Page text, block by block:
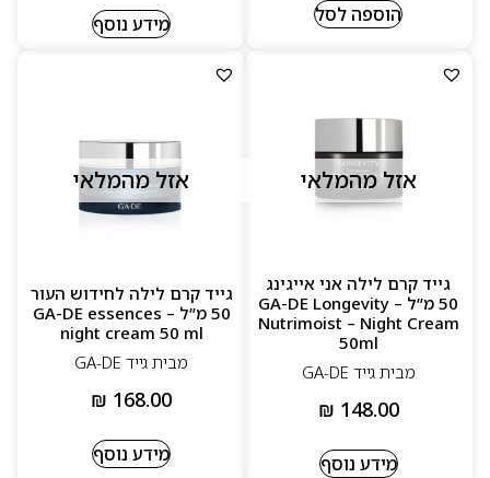
הוספה לסל מידע נוסף
אזל מהמלאי
גייד קרם לילה אני אייגינג
50 מ”ל – GA-DE Longevity
Nutrimoist – Night Cream
50ml
מבית גייד GA-DE
₪ 148.00
מידע נוסף
אזל מהמלאי
גייד קרם לילה לחידוש העור
50 מ”ל – GA-DE essences
night cream 50 ml
מבית גייד GA-DE
₪ 168.00
מידע נוסף